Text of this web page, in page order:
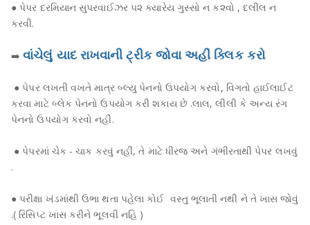
● પેપર દરમિયાન સુપરવાઈઝર ૫૨ ક્યારેય ગુસ્સો ન ક૨વો , દલીલ ન
કરવી.
➡️વાંચેલું યાદ રાખવાની ટ્રીક જોવા અહીં ક્લિક કરો
● પેપર લખતી વખતે માત્ર બ્લ્યુ પેનનો ઉપયોગ કરવો, વિગતો હાઈલાઈટ
કરવા માટે બ્લેક પેનનો ઉપયોગ કરી શકાય છે .લાલ, લીલી કે અન્ય રંગ
પેનનો ઉપયોગ કરવો નહીં.
● પેપરમાં ચેક - ચાક કરવું નહીં, તે માટે ધીરજ અને ગંભીરતાથી પેપર લખવું
.
● પરીક્ષા ખંડમાંથી ઉભા થતા પહેલા કોઈ વસ્તુ ભૂલાતી નથી ને તે ખાસ જોવું
.( રિસિપ્ટ ખાસ કરીને ભૂલવી નહિ )